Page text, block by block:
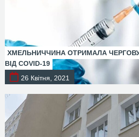
ХМЕЛЬНИЧЧИНА ОТРИМАЛА
ВІД COVID-19
26 Квітня, 2021